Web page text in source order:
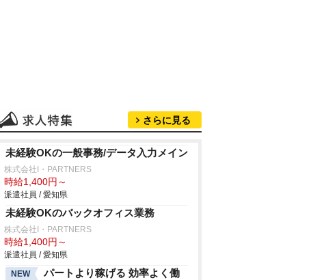
さらに見る
未経験OKの一般事務/データ入力メイン
株式会社I・PARTNERS
時給1,400円～
派遣社員 / 愛知県
未経験OKのバックオフィス業務
株式会社I・PARTNERS
時給1,400円～
派遣社員 / 愛知県
NEW
パートより稼げる 効率よく働